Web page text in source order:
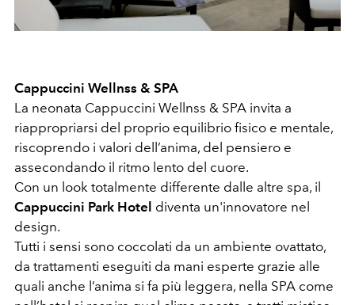
Cappuccini Wellnss & SPA
La neonata Cappuccini Wellnss & SPA invita a
riappropriarsi del proprio equilibrio fisico e mentale,
riscoprendo i valori dell’anima, del pensiero e
assecondando il ritmo lento del cuore.
Con un look totalmente differente dalle altre spa, il
Cappuccini Park Hotel diventa un'innovatore nel
design.
Tutti i sensi sono coccolati da un ambiente ovattato,
da trattamenti eseguiti da mani esperte grazie alle
quali anche l’anima si fa più leggera, nella SPA come